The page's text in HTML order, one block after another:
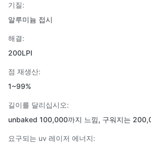
기질:
알루미늄 접시
해결:
200LPI
점 재생산:
1~99%
길이를 달리십시오:
unbaked 100,000까지 느낌, 구워지는
요구되는 uv 레이저 에너지: